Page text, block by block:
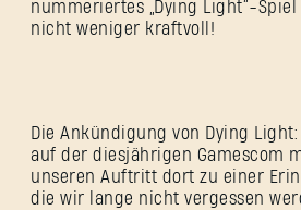
nummeriertes „Dying Light“-
nicht weniger kraftvoll!
Die Ankündigung von Dying Light:
auf der diesjährigen Gamescom
unseren Auftritt dort zu einer
die wir lange nicht vergessen